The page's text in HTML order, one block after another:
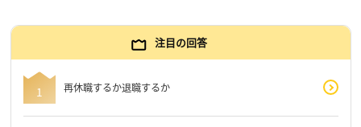
注目の回答
再休職するか退職するか